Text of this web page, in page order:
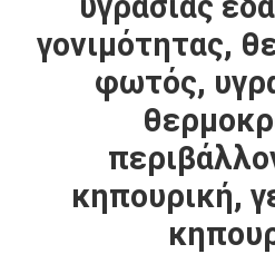
ΠΡΟΪΌΝΤΑ
ΣΧΕΤΙΚΆ
ΕΜΆΣ
γονιμότητας,
φωτός,
κηπουρική,